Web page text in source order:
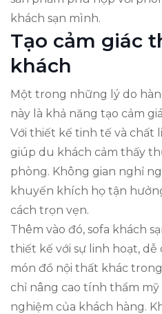
khách sạn mình.
Tạo cảm giác
khách
Một trong những lý do
này là khả năng tạo cảm
Với thiết kế tinh tế và chất
giúp du khách cảm thấy
phòng. Không gian nghỉ
khuyến khích họ tận
cách trọn vẹn.
Thêm vào đó, sofa khách
thiết kế với sự linh hoạt,
món đồ nội thất khác
chỉ nâng cao tính thẩm
nghiệm của khách hàng.